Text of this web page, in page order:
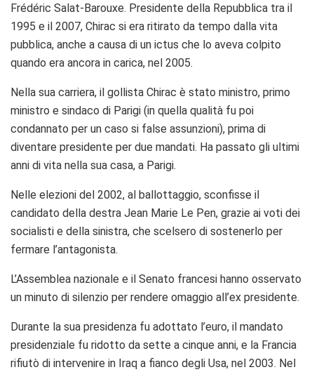
Frédéric Salat-Barouxe. Presidente della Repubblica tra il
1995 e il 2007, Chirac si era ritirato da tempo dalla vita
pubblica, anche a causa di un ictus che lo aveva colpito
quando era ancora in carica, nel 2005.
Nella sua carriera, il gollista Chirac è stato ministro, primo
ministro e sindaco di Parigi (in quella qualità fu poi
condannato per un caso si false assunzioni), prima di
diventare presidente per due mandati. Ha passato gli ultimi
anni di vita nella sua casa, a Parigi.
Nelle elezioni del 2002, al ballottaggio, sconfisse il
candidato della destra Jean Marie Le Pen, grazie ai voti dei
socialisti e della sinistra, che scelsero di sostenerlo per
fermare l’antagonista.
L’Assemblea nazionale e il Senato francesi hanno osservato
un minuto di silenzio per rendere omaggio all’ex presidente.
Durante la sua presidenza fu adottato l’euro, il mandato
presidenziale fu ridotto da sette a cinque anni, e la Francia
rifiutò di intervenire in Iraq a fianco degli Usa, nel 2003. Nel